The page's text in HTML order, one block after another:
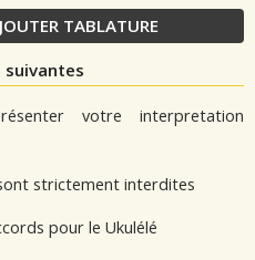
TABLATURE
votre interpretation
strictement interdites
pour le Ukulélé